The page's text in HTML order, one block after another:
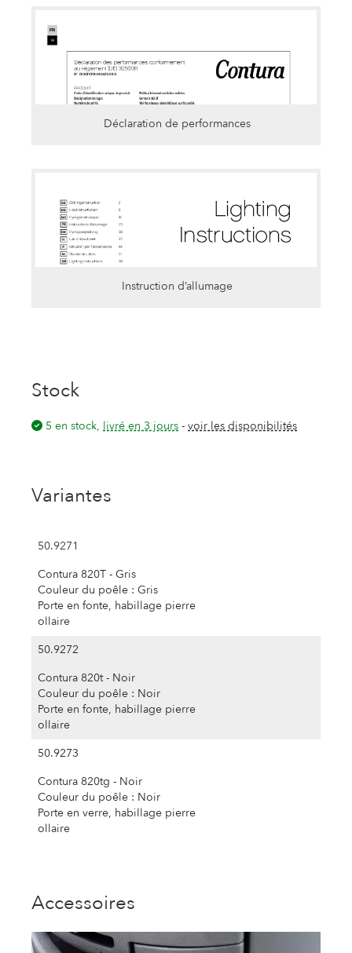
Déclaration de performances
Instruction d’allumage
Stock
5 en stock, livré en 3 jours - voir les disponibilités
Variantes
50.9271
Contura 820T - Gris
Couleur du poêle : Gris
Porte en fonte, habillage pierre
ollaire
50.9272
Contura 820t - Noir
Couleur du poêle : Noir
Porte en fonte, habillage pierre
ollaire
50.9273
Contura 820tg - Noir
Couleur du poêle : Noir
Porte en verre, habillage pierre
ollaire
Accessoires